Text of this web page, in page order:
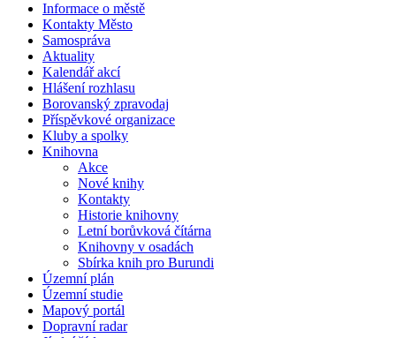
Informace o městě
Kontakty Město
Samospráva
Aktuality
Kalendář akcí
Hlášení rozhlasu
Borovanský zpravodaj
Příspěvkové organizace
Kluby a spolky
Knihovna
Akce
Nové knihy
Kontakty
Historie knihovny
Letní borůvková čítárna
Knihovny v osadách
Sbírka knih pro Burundi
Územní plán
Územní studie
Mapový portál
Dopravní radar